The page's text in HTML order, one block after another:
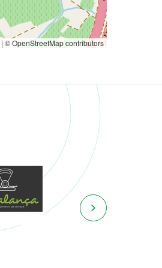
| © OpenStreetMap contributors
